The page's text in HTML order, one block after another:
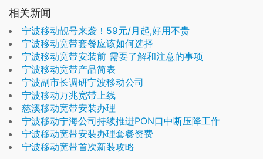
相关新闻
宁波移动靓号来袭！59元/月起,好用不贵
宁波移动宽带套餐应该如何选择
宁波移动宽带安装前 需要了解和注意的事项
宁波移动宽带产品简表
宁波副市长调研宁波移动公司
宁波移动万兆宽带上线
慈溪移动宽带安装办理
宁波移动宁海公司持续推进PON口中断压降工作
宁波移动宽带安装办理套餐资费
宁波移动宽带首次新装攻略